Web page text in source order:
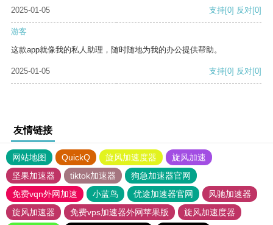
2025-01-05
支持[0] 反对[0]
游客
这款app就像我的私人助理，随时随地为我的办公提供帮助。
2025-01-05 支持[0] 反对[0]
友情链接
网站地图 QuickQ 旋风加速度器
旋风加速
坚果加速器
tiktok加速器
狗急加速器官网
免费vqn外网加速
小蓝鸟 优途加速器官网
风驰加速器
旋风加速器
免费vps加速器外网苹果版
旋风加速度器